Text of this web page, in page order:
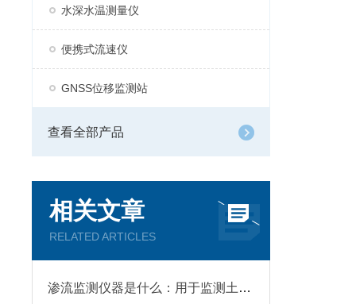
水深水温测量仪
便携式流速仪
GNSS位移监测站
查看全部产品
相关文章
RELATED ARTICLES
渗流监测仪器是什么：用于监测土壤、岩石或水工建筑物中水分渗透情况的设备